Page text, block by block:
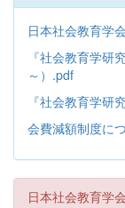
日本社会教育学
『社会教育学研
～）.pdf
『社会教育学研
会費減額制度に
日本社会教育学